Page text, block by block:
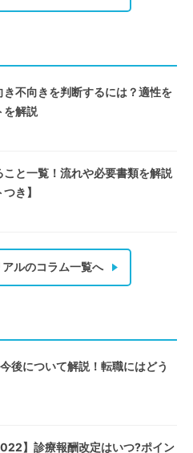
不向きを判断するには？適性を
を解説
と一覧！流れや必要書類を解説
き】
ルのコラム一覧へ
後について解説！転職にはどう
】診療報酬改定はいつ?ポイン